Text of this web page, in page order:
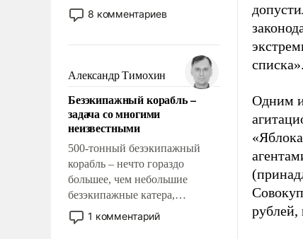
постепенно вытесняя и
отменяя традиционное
мужественным и твердым под
ударами судьбы, брать на себя
ответственность, помогать
слабым, идти вперед и
адаптироваться.
8 комментариев
Александр Тимохин
Безэкипажный корабль –
задача со многими
неизвестными
500-тонный безэкипажный
корабль – нечто гораздо
большее, чем небольшие
безэкипажные катера,
применение которых уже
стало обыденностью. Задача по
1 комментарий
списка».
Одним
рублей,